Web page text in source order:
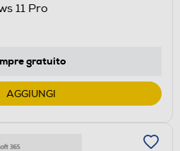
11 Pro
gratuito
AGGIUNGI